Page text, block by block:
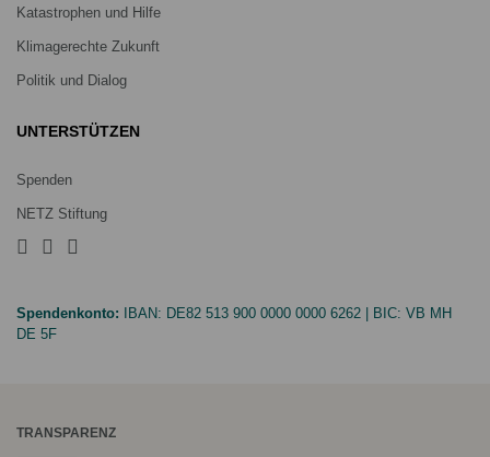
Katastrophen und Hilfe
Klimagerechte Zukunft
Politik und Dialog
UNTERSTÜTZEN
Spenden
NETZ Stiftung
Spendenkonto: IBAN: DE82 513 900 0000 0000 6262 | BIC: VB MH
DE 5F
TRANSPARENZ